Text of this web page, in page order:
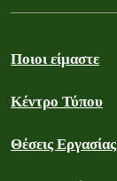
Ποιοι είμαστε
Κέντρο Τύπου
Θέσεις Εργασίας